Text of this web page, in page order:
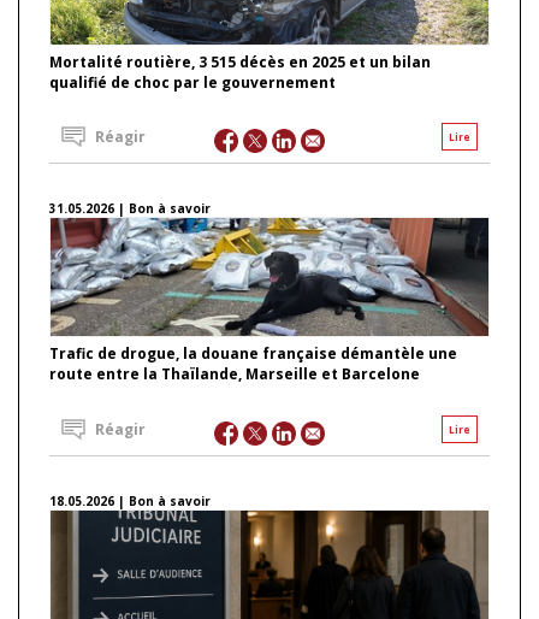
Mortalité routière, 3 515 décès en 2025 et un bilan
qualifié de choc par le gouvernement
Lire
Réagir
31.05.2026 | Bon à savoir
Trafic de drogue, la douane française démantèle une
route entre la Thaïlande, Marseille et Barcelone
Lire
Réagir
18.05.2026 | Bon à savoir